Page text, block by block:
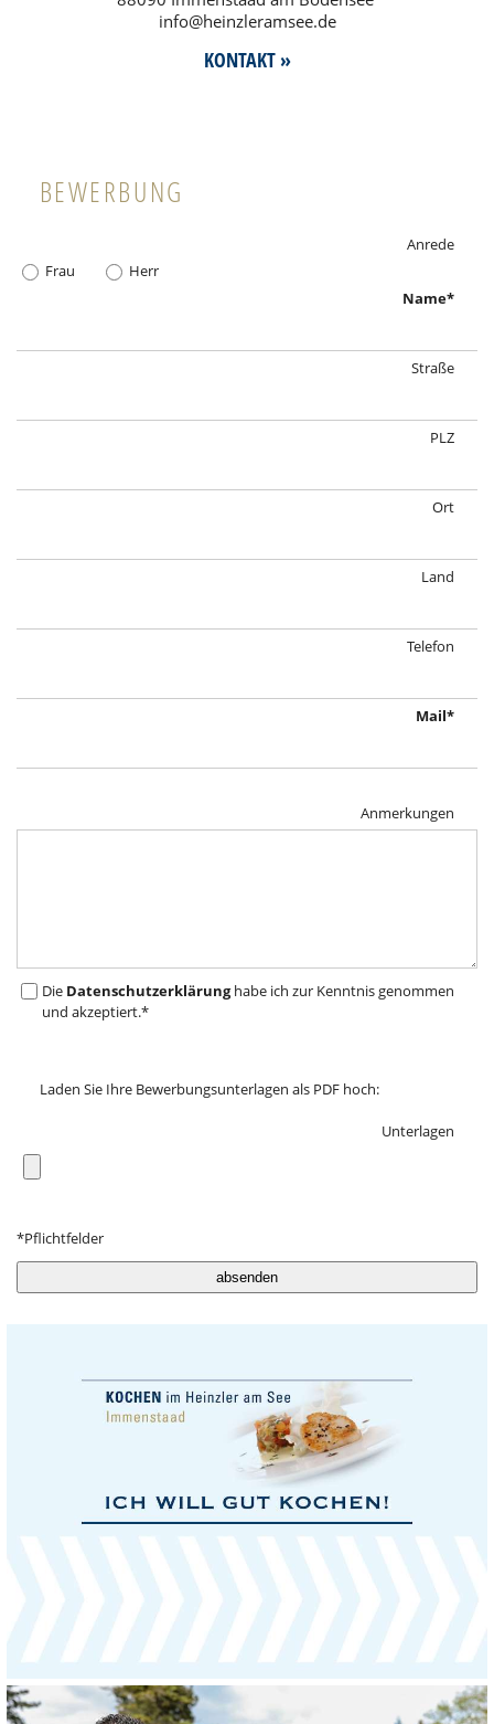
info@​heinzleramsee.​de
KONTAKT »
BEWERBUNG
Anrede
Frau
Herr
Name
Straße
PLZ
Ort
Land
Telefon
Mail
Anmerkungen
Die Datenschutzerklärunghabe ich zur Kenntnis genommen
und akzeptiert.
Laden Sie Ihre Bewerbungsunterlagen als PDF hoch:
Unterlagen
*Pflichtfelder
absenden